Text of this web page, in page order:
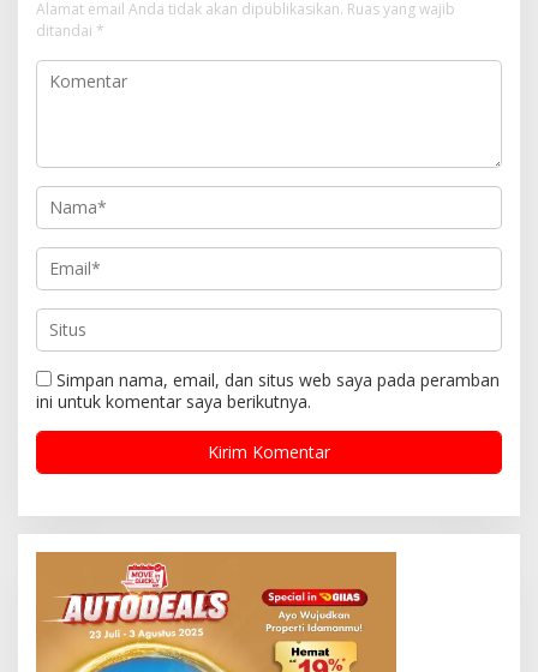
Alamat email Anda tidak akan dipublikasikan. Ruas yang wajib
ditandai *
Simpan nama, email, dan situs web saya pada peramban
ini untuk komentar saya berikutnya.